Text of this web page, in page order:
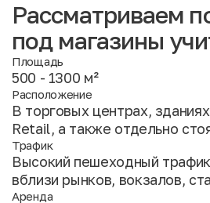
Рассматриваем
под магазины
Площадь
500 - 1300 м²
Расположение
В торговых центрах,
Retail, а также отдельно
Трафик
Высокий пешеходный
вблизи рынков, вокзалов,
Аренда